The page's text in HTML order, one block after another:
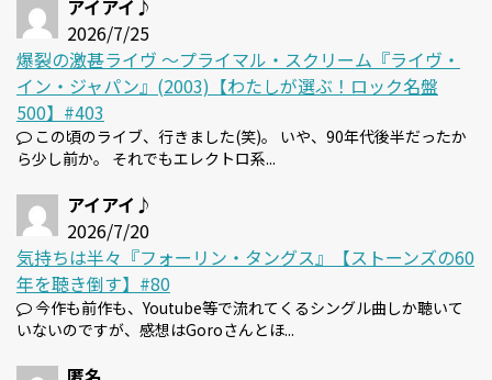
アイアイ♪
2026/7/25
爆裂の激甚ライヴ 〜プライマル・スクリーム『ライヴ・
イン・ジャパン』(2003)【わたしが選ぶ！ロック名盤
500】#403
この頃のライブ、行きました(笑)。 いや、90年代後半だったか
ら少し前か。 それでもエレクトロ系...
アイアイ♪
2026/7/20
気持ちは半々『フォーリン・タングス』【ストーンズの60
年を聴き倒す】#80
今作も前作も、Youtube等で流れてくるシングル曲しか聴いて
いないのですが、感想はGoroさんとほ...